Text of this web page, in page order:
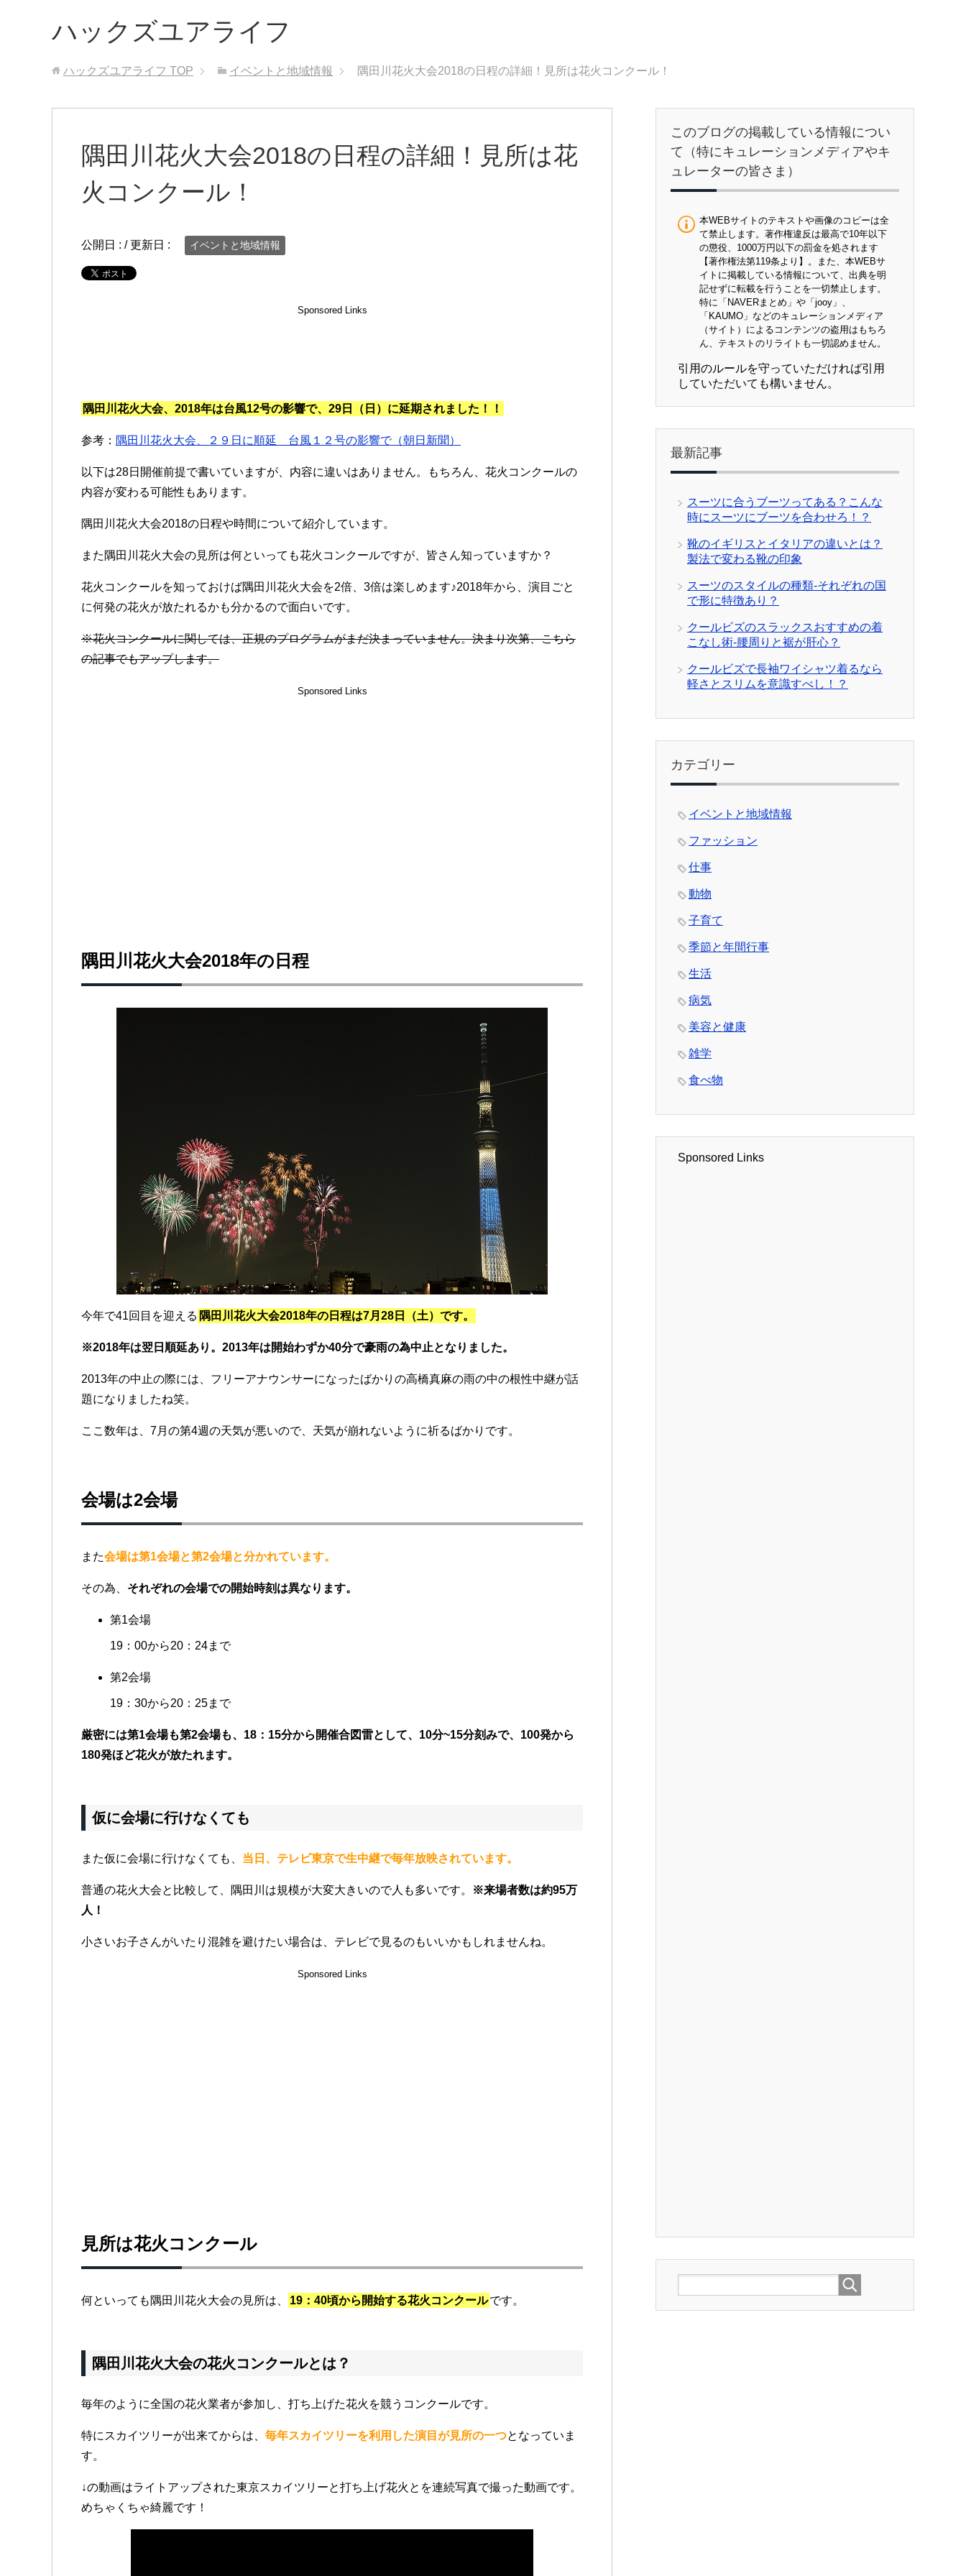
ハックズユアライフ
ハックズユアライフ TOP イベントと地域情報 隅田川花火大会2018の日程の詳細！見所は花火コンクール！
隅田川花火大会2018の日程の詳細！見所は花
火コンクール！
公開日 : / 更新日 : イベントと地域情報
Sponsored Links
隅田川花火大会、2018年は台風12号の影響で、29日（日）に延期されました！！
参考： 隅田川花火大会、２９日に順延 台風１２号の影響で（朝日新聞）
以下は28日開催前提で書いていますが、内容に違いはありません。もちろん、花火コンクールの
内容が変わる可能性もあります。
隅田川花火大会2018の日程や時間について紹介しています。
また隅田川花火大会の見所は何といっても花火コンクールですが、皆さん知っていますか？
花火コンクールを知っておけば隅田川花火大会を2倍、3倍は楽しめます♪2018年から、演目ごと
に何発の花火が放たれるかも分かるので面白いです。
※花火コンクールに関しては、正規のプログラムがまだ決まっていません。決まり次第、こちら
の記事でもアップします。
Sponsored Links
隅田川花火大会2018年の日程
今年で41回目を迎える 隅田川花火大会2018年の日程は7月28日（土）です。
※2018年は翌日順延あり。2013年は開始わずか40分で豪雨の為中止となりました。
2013年の中止の際には、フリーアナウンサーになったばかりの高橋真麻の雨の中の根性中継が話
題になりましたね笑。
ここ数年は、7月の第4週の天気が悪いので、天気が崩れないように祈るばかりです。
会場は2会場
また会場は第1会場と第2会場と分かれています。
その為、 それぞれの会場での開始時刻は異なります。
第1会場
19：00から20：24まで
第2会場
19：30から20：25まで
厳密には第1会場も第2会場も、18：15分から開催合図雷として、10分~15分刻みで、100発から
180発ほど花火が放たれます。
仮に会場に行けなくても
また仮に会場に行けなくても、 当日、テレビ東京で生中継で毎年放映されています。
普通の花火大会と比較して、隅田川は規模が大変大きいので人も多いです。
※来場者数は約95万
人！
小さいお子さんがいたり混雑を避けたい場合は、テレビで見るのもいいかもしれませんね。
Sponsored Links
見所は花火コンクール
何といっても隅田川花火大会の見所は、 19：40頃から開始する花火コンクールです。
隅田川花火大会の花火コンクールとは？
毎年のように全国の花火業者が参加し、打ち上げた花火を競うコンクールです。
特にスカイツリーが出来てからは、 毎年スカイツリーを利用した演目が見所の一つとなっていま
す。
↓の動画はライトアップされた東京スカイツリーと打ち上げ花火とを連続写真で撮った動画です。
めちゃくちゃ綺麗です！
このブログの掲載している情報につい
て（特にキュレーションメディアやキ
ュレーターの皆さま）
本WEBサイトのテキストや画像のコピーは全
て禁止します。著作権違反は最高で10年以下
の懲役、1000万円以下の罰金を処されます
【著作権法第119条より】。また、本WEBサ
イトに掲載している情報について、出典を明
記せずに転載を行うことを一切禁止します。
特に「NAVERまとめ」や「jooy」、
「KAUMO」などのキュレーションメディア
（サイト）によるコンテンツの盗用はもちろ
ん、テキストのリライトも一切認めません。
引用のルールを守っていただければ引用
していただいても構いません。
最新記事
スーツに合うブーツってある？こんな
時にスーツにブーツを合わせろ！？
靴のイギリスとイタリアの違いとは？
製法で変わる靴の印象
スーツのスタイルの種類-それぞれの国
で形に特徴あり？
クールビズのスラックスおすすめの着
こなし術-腰周りと裾が肝心？
クールビズで長袖ワイシャツ着るなら
軽さとスリムを意識すべし！？
カテゴリー
イベントと地域情報
ファッション
仕事
動物
子育て
季節と年間行事
生活
病気
美容と健康
雑学
食べ物
Sponsored Links